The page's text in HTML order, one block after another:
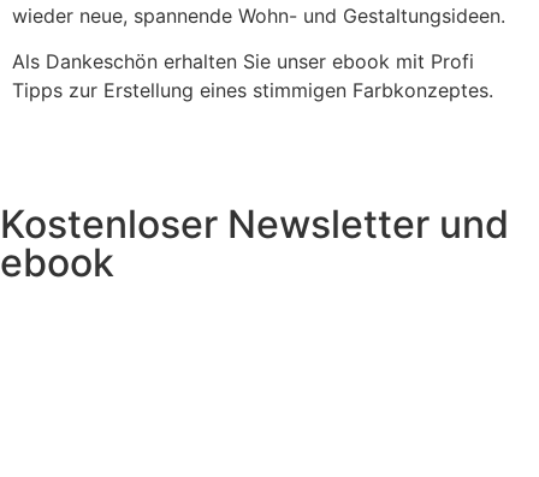
wieder neue, spannende Wohn- und Gestaltungsideen.
Als Dankeschön erhalten Sie unser ebook mit Profi
Tipps zur Erstellung eines stimmigen Farbkonzeptes.
Kostenloser Newsletter und
ebook